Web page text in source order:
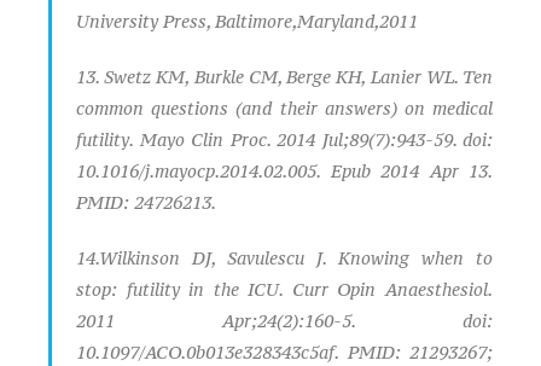
University Press, Baltimore,Maryland,2011
13. Swetz KM, Burkle CM, Berge KH, Lanier WL. Ten
common questions (and their answers) on medical
futility. Mayo Clin Proc. 2014 Jul;89(7):943-59. doi:
10.1016/j.mayocp.2014.02.005. Epub 2014 Apr 13.
PMID: 24726213.
14.Wilkinson DJ, Savulescu J. Knowing when to
stop: futility in the ICU. Curr Opin Anaesthesiol.
2011 Apr;24(2):160-5. doi:
10.1097/ACO.0b013e328343c5af. PMID: 21293267;